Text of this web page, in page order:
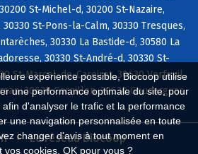
expérience possible, Biocoop utilise
une performance optimale du site, pour
d'analyser le trafic et la performance
une navigation personnalisée en toute
changer d'avis à tout moment en
vos cookies. OK pour vous ?
St-Michel-d, 30200 St-Nazaire,
St-Pons-la-Calm, 30330 Tresques,
30330 La Bastide-d, 30580 La
30330 St-André-d, 30330 St-
St-Marcel-de-Careiret, 30630 Verfeuil,
30630 Cornillon, 30630 Goudargues
Le réseau Biocoop